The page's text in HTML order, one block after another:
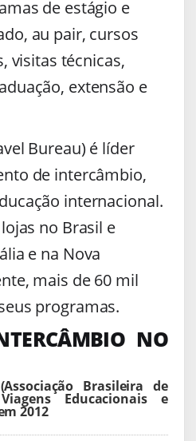
de estágio e
au pair, cursos
visitas técnicas,
extensão e
Bureau) é líder
de intercâmbio,
internacional.
no Brasil e
e na Nova
mais de 60 mil
programas.
NO
Brasileira de
Educacionais e
2012